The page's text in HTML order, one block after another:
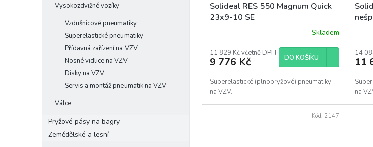
Vysokozdvižné vozíky
Vzdušnicové pneumatiky
Superelastické pneumatiky
Přídavná zařízení na VZV
Nosné vidlice na VZV
Disky na VZV
Servis a montáž pneumatik na VZV
Válce
Pryžové pásy na bagry
Zemědělské a lesní
Solideal RES 550 Magnum Quick
23x9-10 SE
Skladem
11 829 Kč včetně DPH
9 776 Kč DO KOŠÍKU
Superelastické (plnopryžové) pneumatiky
na VZV.
14
11
na
Kód: 2147